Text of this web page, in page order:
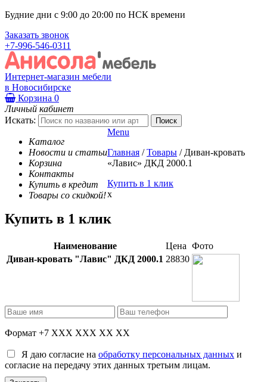
Будние дни с 9:00 до 20:00 по НСК времени
Заказать звонок
+7-996-546-0311
Интернет-магазин мебели
в Новосибирске
Корзина 0
Личный кабинет
Искать:
Каталог
Новости и статьи
Корзина
Контакты
Купить в кредит
Товары со скидкой!
Menu
Главная / Товары / Диван-кровать
«Лавис» ДКД 2000.1
Купить в 1 клик
x
Купить в 1 клик
Наименование Цена Фото
Диван-кровать "Лавис" ДКД 2000.1 28830
Формат +7 XXX XXX XX XX
Я даю согласие на обработку персональных данных и
согласие на передачу этих данных третьим лицам.